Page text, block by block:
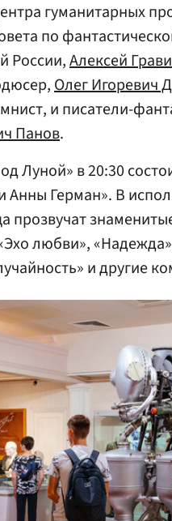
гуманитарных
по
России,Алексей
Олег Игоревич
и писатели-
Панов.
Луной» в 20:30
Анны Герман». В
прозвучат
любви»,
и другие